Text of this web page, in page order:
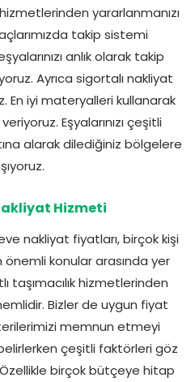
yararlanmanızı
takip sistemi
anlık olarak takip
Ayrıca sigortalı nakliyat
En iyi materyalleri kullanarak
Eşyalarınızı çeşitli
alarak dilediğiniz bölgelere
Hizmeti
nakliyat fiyatları, birçok kişi
konular arasında yer
taşımacılık hizmetlerinden
Bizler de uygun fiyat
memnun etmeyi
belirlerken çeşitli faktörleri göz
birçok bütçeye hitap